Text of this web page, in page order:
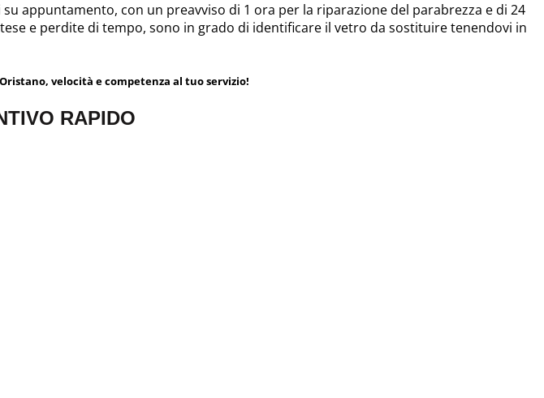
appuntamento, con un preavviso di 1 ora per la riparazione del parabrezza e di 24
e perdite di tempo, sono in grado di identificare il vetro da sostituire tenendovi in
Oristano, velocità e competenza al tuo servizio!
RAPIDO